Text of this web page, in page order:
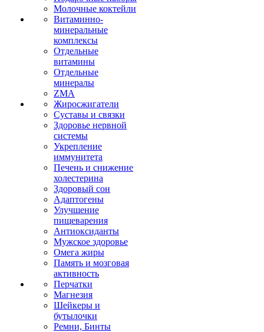
Молочные коктейли
Витаминно-
минеральные
комплексы
Отдельные
витамины
Отдельные
минералы
ZMA
Жиросжигатели
Суставы и связки
Здоровье нервной
системы
Укрепление
иммунитета
Печень и снижение
холестерина
Здоровый сон
Адаптогены
Улучшение
пищеварения
Антиоксиданты
Мужское здоровье
Омега жиры
Память и мозговая
активность
Перчатки
Магнезия
Шейкеры и
бутылочки
Ремни, Бинты